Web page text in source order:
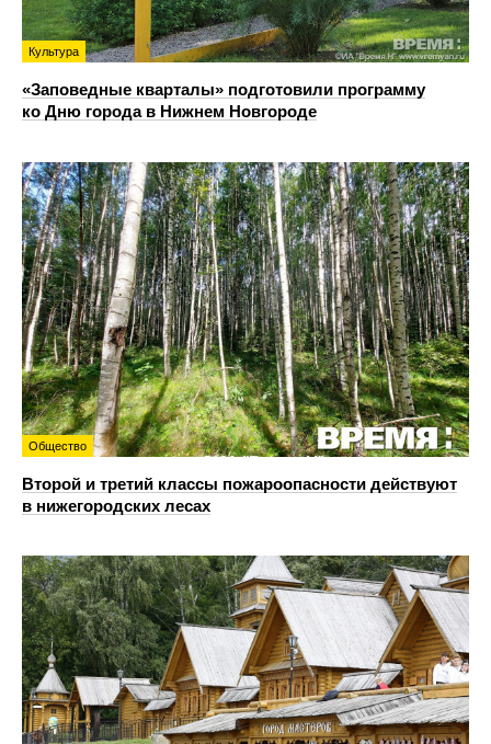
Культура
«Заповедные кварталы» подготовили программу
ко Дню города в Нижнем Новгороде
Общество
Второй и третий классы пожароопасности действуют
в нижегородских лесах